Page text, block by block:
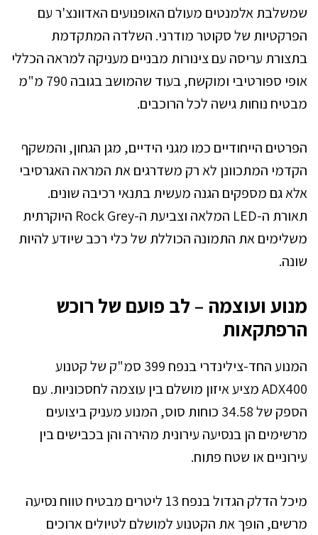
שמשלבת אלמנטים מעולם האופנועים האדוונצ'ר עם
הפרקטיות של סקוטר מודרני. השלדה המתקדמת
בתצורת עריסה עם צינורות מבניים מעניקה למראה הכללי
אופי ספורטיבי ומוקשח, בעוד שהמושב בגובה 790 מ"מ
מבטיח נוחות גישה לכל הרוכבים.
הפרטים הייחודיים כמו מגני הידיים, מגן הגחון, והמשקף
הקדמי המתכוונן לא רק משדרגים את המראה האגרסיבי
אלא גם מספקים הגנה מעשית בתנאי רכיבה שונים.
תאורת ה-LED המלאה וצביעת ה-Rock Grey היוקרתית
משלימים את התמונה הכוללת של כלי רכב שיודע להיות
שונה.
מנוע ועוצמה – לב פועם של רוכש
הרפתקאות
המנוע החד-צילינדרי בנפח 399 סמ"ק של קטנוע
ADX400 מציע איזון מושלם בין עוצמה לחסכוניות. עם
הספק של 34.58 כוחות סוס, המנוע מעניק ביצועים
מרשימים הן בנסיעה עירונית מהירה והן בכבישים בין
עירוניים או שטח פתוח.
מיכל הדלק הגדול בנפח 13 ליטרים מבטיח טווח נסיעה
מרשים, הופך את הקטנוע למושלם לטיולים ארוכים